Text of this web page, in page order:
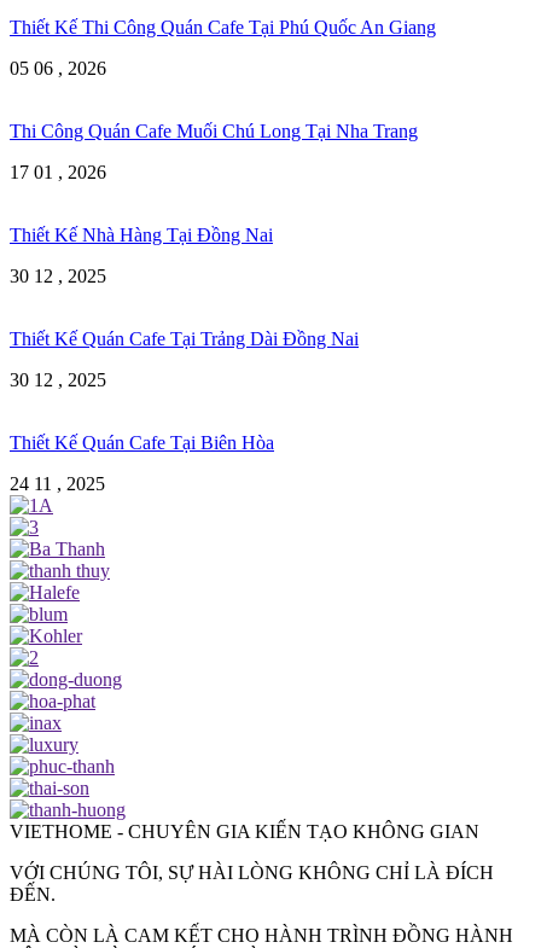
Thiết Kế Thi Công Quán Cafe Tại Phú Quốc An Giang
05 06 , 2026
Thi Công Quán Cafe Muối Chú Long Tại Nha Trang
17 01 , 2026
Thiết Kế Nhà Hàng Tại Đồng Nai
30 12 , 2025
Thiết Kế Quán Cafe Tại Trảng Dài Đồng Nai
30 12 , 2025
Thiết Kế Quán Cafe Tại Biên Hòa
24 11 , 2025
VIETHOME - CHUYÊN GIA KIẾN TẠO KHÔNG GIAN
VỚI CHÚNG TÔI, SỰ HÀI LÒNG KHÔNG CHỈ LÀ ĐÍCH
ĐẾN.
MÀ CÒN LÀ CAM KẾT CHO HÀNH TRÌNH ĐỒNG HÀNH